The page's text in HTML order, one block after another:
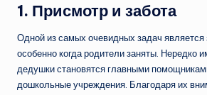
1. Присмотр и забота
Одной из самых очевидных задач является
особенно когда родители заняты. Нередко
дедушки становятся главными
дошкольные учреждения. Благодаря их